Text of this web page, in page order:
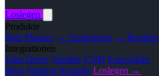
Loslegen
Produkte
Path Planner → Funktionen → Routing
Integrationen
John Deere Trimble CNH Entwickler
Blog Support Kontakt Loslegen →